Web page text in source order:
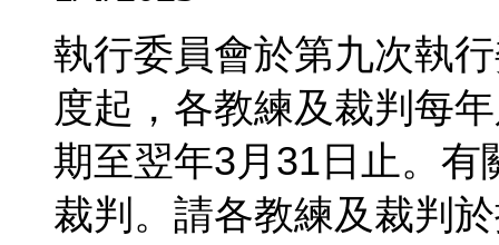
執行委員會於第九次執
度起，各教練及裁判每
期至翌年3月 31 日止。
裁判。請各教練及裁判